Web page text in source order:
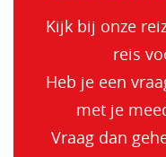
Kijk bij onze
reis
Heb je een
met je
Vraag dan